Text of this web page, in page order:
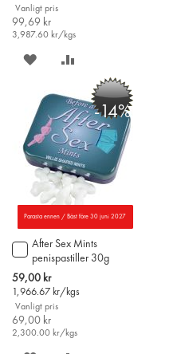
Vanligt pris
99,69 kr
3,987.60 kr/kgs
SPARA
ÖNSKELISTAN
JÄMFÖR
Parasta ennen / Bäst före 30 juni 2027
-14%
After Sex Mints
penispastiller 30g
Special
Price
59,00 kr
1,966.67 kr/kgs
Vanligt pris
69,00 kr
2,300.00 kr/kgs
Lägg
till
i
varukorgen